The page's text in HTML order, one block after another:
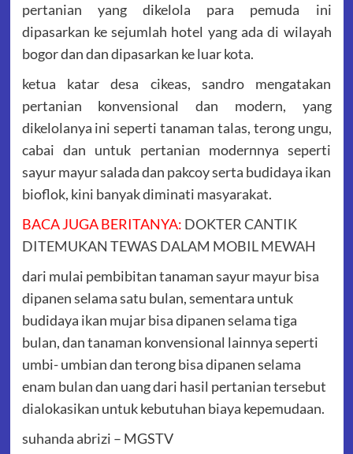
pertanian yang dikelola para pemuda ini
dipasarkan ke sejumlah hotel yang ada di wilayah
bogor dan dan dipasarkan ke luar kota.
ketua katar desa cikeas, sandro mengatakan
pertanian konvensional dan modern, yang
dikelolanya ini seperti tanaman talas, terong ungu,
cabai dan untuk pertanian modernnya seperti
sayur mayur salada dan pakcoy serta budidaya ikan
bioflok, kini banyak diminati masyarakat.
BACA JUGA BERITANYA: DOKTER CANTIK
DITEMUKAN TEWAS DALAM MOBIL MEWAH
dari mulai pembibitan tanaman sayur mayur bisa
dipanen selama satu bulan, sementara untuk
budidaya ikan mujar bisa dipanen selama tiga
bulan, dan tanaman konvensional lainnya seperti
umbi- umbian dan terong bisa dipanen selama
enam bulan dan uang dari hasil pertanian tersebut
dialokasikan untuk kebutuhan biaya kepemudaan.
suhanda abrizi – MGSTV